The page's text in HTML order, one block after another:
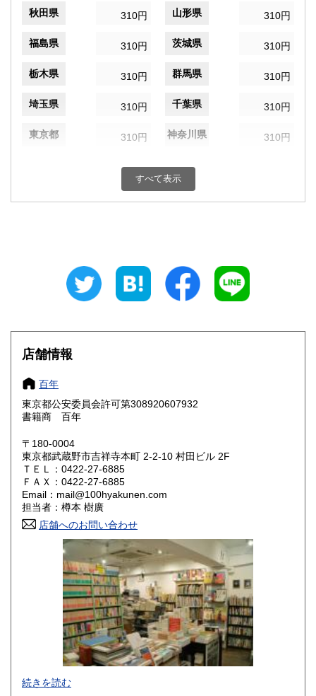
秋田県 310円 山形県 310円
福島県 310円 茨城県 310円
栃木県 310円 群馬県 310円
埼玉県 310円 千葉県 310円
東京都 310円 神奈川県 310円
310円 富山県
310円 三重県
大阪府
奈良県
鳥取県 310円 島根県
岡山県
山口県 310円
香川県
高知県 310円
310円 長崎県
310円 大分県
310円 鹿児島県
310円
すべて表示
店舗情報
百年
東京都公安委員会許可第308920607932
書籍商 百年
〒180-0004
東京都武蔵野市吉祥寺本町 2-2-10 村田ビル 2F
ＴＥＬ：0422-27-6885
ＦＡＸ：0422-27-6885
Email：mail@100hyakunen.com
担当者：樽本 樹廣
店舗へのお問い合わせ
続きを読む